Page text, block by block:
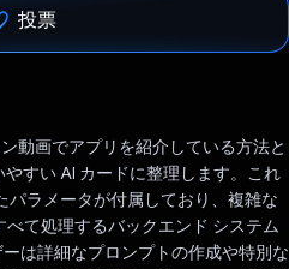
投票
動画でアプリを紹介している方法と
すい AI カードに整理します。これ
パラメータが付属しており、複雑な
て処理するバックエンド システム
は詳細なプロンプトの作成や特別な